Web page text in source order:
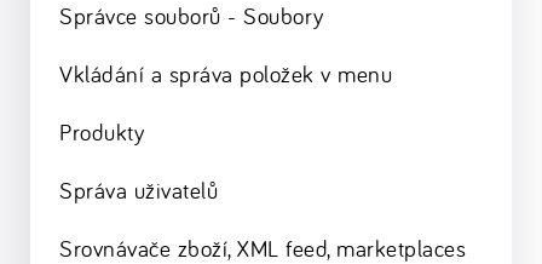
Správce souborů - Soubory
Vkládání a správa položek v menu
Produkty
Správa uživatelů
Srovnávače zboží, XML feed, marketplaces